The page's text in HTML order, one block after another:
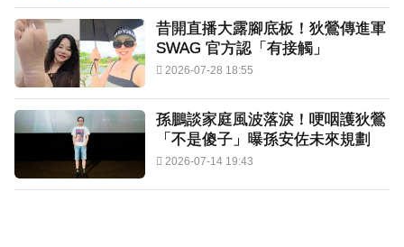
昔開直播大露腳底板！狄鶯傳進軍
SWAG 官方認「有接觸」
2026-07-28 18:55
孫鵬談家庭風波落淚！哽咽護狄鶯
「不是傻子」曝孫安佐未來規劃
2026-07-14 19:43